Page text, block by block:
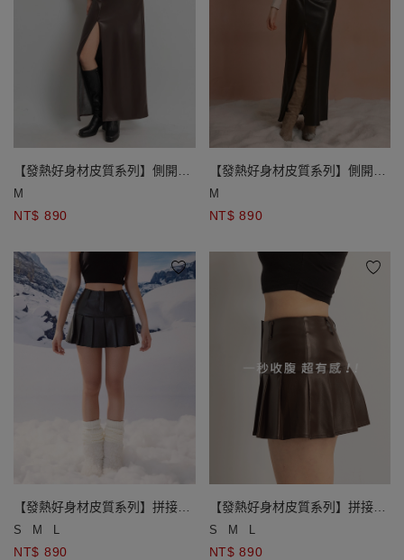
【發熱好身材皮質系列】側開衩
皮質直筒長裙(附皮帶)
M
NT$ 890
【發熱好身材皮質系列】側開衩
皮質直筒長裙(附皮帶)
M
NT$ 890
【發熱好身材皮質系列】拼接百
褶皮質短裙
S M L
NT$ 890
【發熱好身材皮質系列】拼接百
褶皮質短裙
S M L
NT$ 890